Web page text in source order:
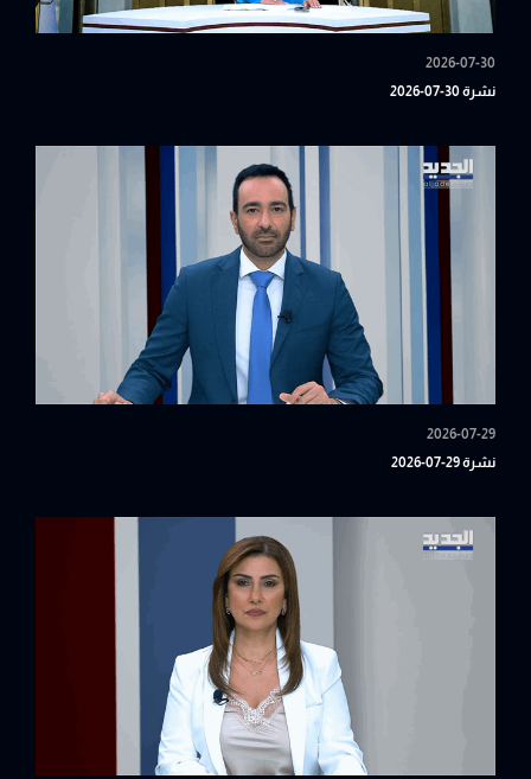
2026-07-30
نشرة 30-07-2026
2026-07-29
نشرة 29-07-2026